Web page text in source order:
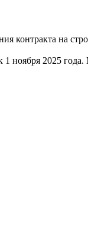
контракта на
ноября 2025